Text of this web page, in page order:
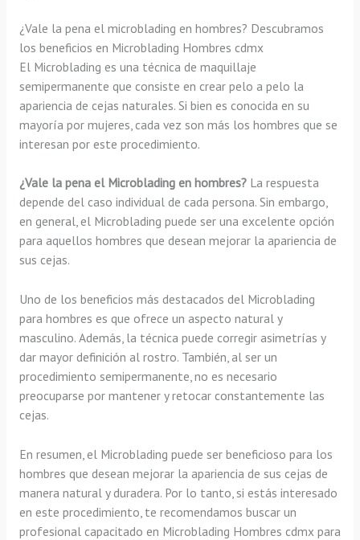
¿Vale la pena el microblading en hombres? Descubramos
los beneficios en Microblading Hombres cdmx
El Microblading es una técnica de maquillaje
semipermanente que consiste en crear pelo a pelo la
apariencia de cejas naturales. Si bien es conocida en su
mayoría por mujeres, cada vez son más los hombres que se
interesan por este procedimiento.
¿Vale la pena el Microblading en hombres?La respuesta
depende del caso individual de cada persona. Sin embargo,
en general, el Microblading puede ser una excelente opción
para aquellos hombres que desean mejorar la apariencia de
sus cejas.
Uno de los beneficios más destacados del Microblading
para hombres es que ofrece un aspecto natural y
masculino. Además, la técnica puede corregir asimetrías y
dar mayor definición al rostro. También, al ser un
procedimiento semipermanente, no es necesario
preocuparse por mantener y retocar constantemente las
cejas.
En resumen, el Microblading puede ser beneficioso para los
hombres que desean mejorar la apariencia de sus cejas de
manera natural y duradera. Por lo tanto, si estás interesado
en este procedimiento, te recomendamos buscar un
profesional capacitado en Microblading Hombres cdmx para